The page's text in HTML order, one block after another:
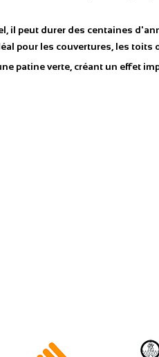
il peut durer des centaines
pour les couvertures, les toits
patine verte, créant un effet